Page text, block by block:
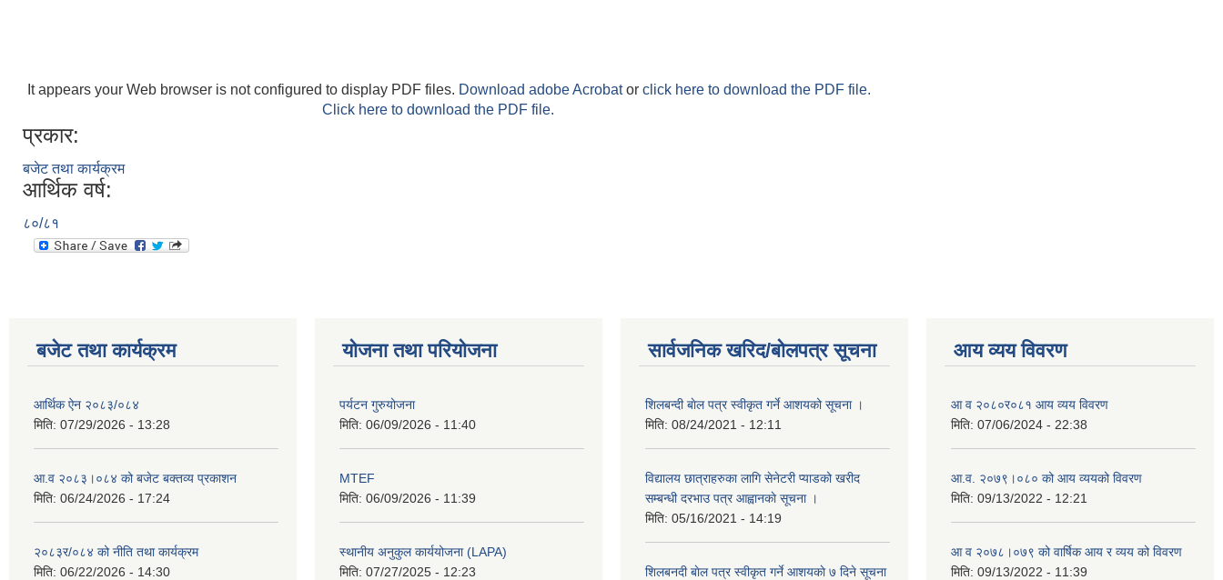
It appears your Web browser is not configured to display PDF files. Download adobe Acrobator click here to download the PDF file.
Click here to download the PDF file.
प्रकार:
बजेट तथा कार्यक्रम
आर्थिक वर्ष:
८०/८१
बजेट तथा कार्यक्रम
आर्थिक ऐन २०८३/०८४
मिति: 07/29/2026 - 13:28
आ.व २०८३।०८४ को बजेट बक्तव्य प्रकाशन
मिति: 06/24/2026 - 17:24
२०८३र/०८४ को नीति तथा कार्यक्रम
मिति: 06/22/2026 - 14:30
योजना तथा परियोजना
पर्यटन गुरुयोजना
मिति: 06/09/2026 - 11:40
MTEF
मिति: 06/09/2026 - 11:39
स्थानीय अनुकुल कार्ययोजना (LAPA)
मिति: 07/27/2025 - 12:23
सार्वजनिक खरिद/बोलपत्र सूचना
शिलबन्दी बाेल पत्र स्वीकृत गर्ने आशयको सूचना ।
मिति: 08/24/2021 - 12:11
विद्यालय छात्राहरुका लागि सेनेटरी प्याडको खरीद
सम्बन्धी दरभाउ पत्र आह्वानकाे सूचना ।
मिति: 05/16/2021 - 14:19
शिलबनदी बाेल पत्र स्वीकृत गर्ने आशयकाे ७ दिने सूचना
आय व्यय विवरण
आ व २०८०र०८१ आय व्यय विवरण
मिति: 07/06/2024 - 22:38
आ.व. २०७९।०८० को आय व्ययको विवरण
मिति: 09/13/2022 - 12:21
आ‍ व २०७८।०७९ को वार्षिक आय र व्यय को विवरण
मिति: 09/13/2022 - 11:39